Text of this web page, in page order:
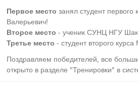
Первое место занял студент
Валерьевич!
Второе место - ученик СУНЦ НГУ
Третье место - студент второго
Поздравляем победителей, все
открыто в разделе "Тренировки" в